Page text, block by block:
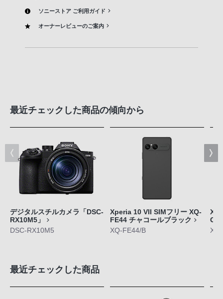
ソニーストア ご利用ガイド
オーナーレビューのご案内
最近チェックした商品の傾向から
デジタルスチルカメラ「DSC-
RX10M5」
DSC-RX10M5
Xperia 10 VII SIMフリー XQ-
FE44 チャコールブラック
XQ-FE44/B
最近チェックした商品